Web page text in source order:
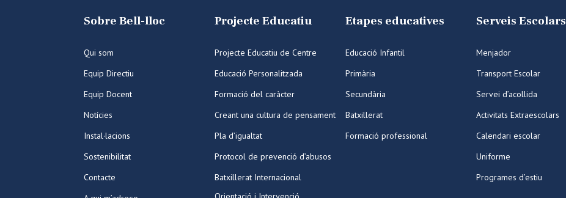
Sobre Bell-lloc
Qui som
Equip Directiu
Equip Docent
Notícies
Instal·lacions
Sostenibilitat
Contacte
Projecte Educatiu
Projecte Educatiu de Centre
Educació Personalitzada
Formació del caràcter
Creant una cultura de pensament
Pla d’igualtat
Protocol de prevenció d’abusos
Batxillerat Internacional
Etapes educatives
Educació Infantil
Primària
Secundària
Batxillerat
Formació professional
Serveis Escolars
Menjador
Transport Escolar
Servei d’acollida
Activitats Extraescolars
Calendari escolar
Uniforme
Programes d’estiu